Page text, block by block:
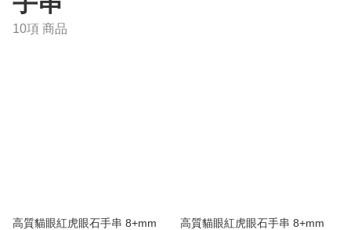
10項 商品
高質貓眼紅虎眼石手串 8+mm
高質貓眼紅虎眼石手串 8+mm